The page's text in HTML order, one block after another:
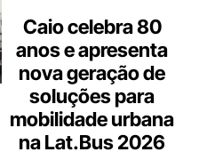
Caio celebra 80
anos e apresenta
nova geração de
soluções para
mobilidade urbana
na Lat.Bus 2026